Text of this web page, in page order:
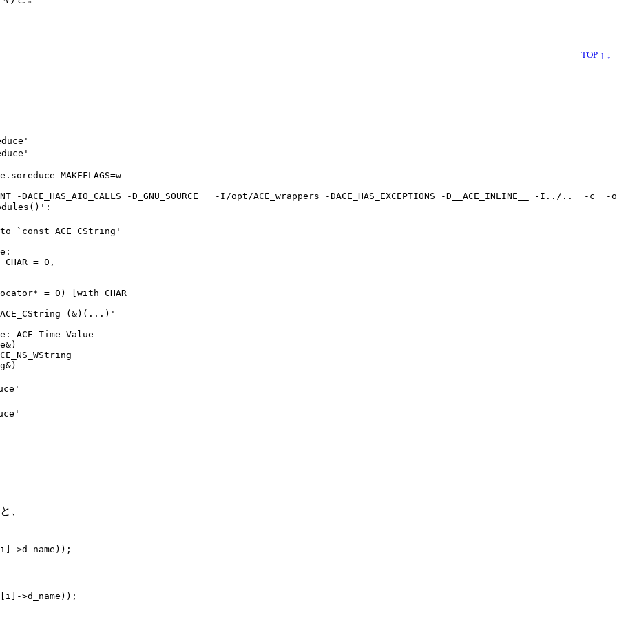
TOP ↑ ↓
MAKEFLAGS=w
-D_GNU_SOURCE   -I/opt/ACE_wrappers -DACE_HAS_EXCEPTIONS -D__ACE_INLINE__ -I../..
`const ACE_CString'
CHAR = 0,
= 0) [with CHAR
ACE_CString (&)(...)'
、